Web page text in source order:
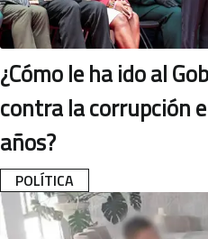
POLÍTICA
¿Cómo le ha ido al
contra la corrupción
años?